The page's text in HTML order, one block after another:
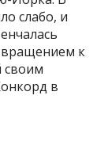
слабо, и
к
своим
в